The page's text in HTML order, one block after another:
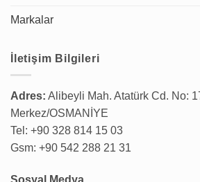
Markalar
İletişim Bilgileri
Adres: Alibeyli Mah. Atatürk Cd. No:
Merkez/OSMANİYE
Tel: +90 328 814 15 03
Gsm: +90 542 288 21 31